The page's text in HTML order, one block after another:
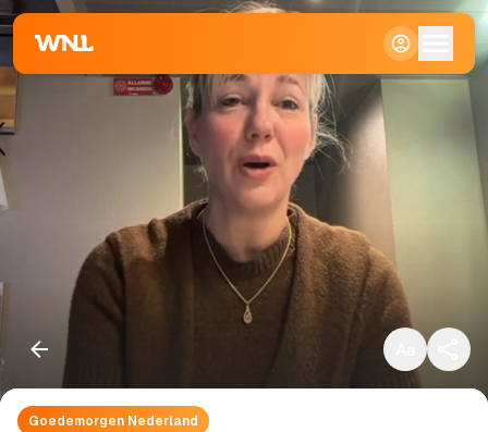
Klein
Standaard
Groot
Goedemorgen Nederland